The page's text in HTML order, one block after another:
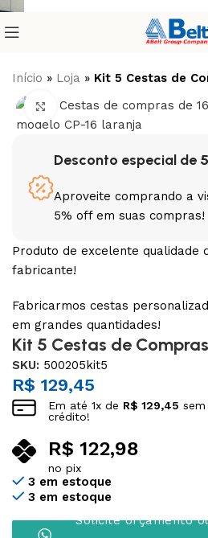
Início » Loja » Kit 5 Cestas de
Clique para ampliar
Desconto especial de
Aproveite comprando a
5% off em suas compras!
Produto de excelente qualidade
fabricante!
Fabricarmos cestas
em grandes quantidades!
Kit 5 Cestas de
SKU: 500205kit5
R$ 129,45
Em até1x de R$ 129,45
crédito!
R$ 122,98
no pix
3 em estoque
3 em estoque
Solicite orçamento